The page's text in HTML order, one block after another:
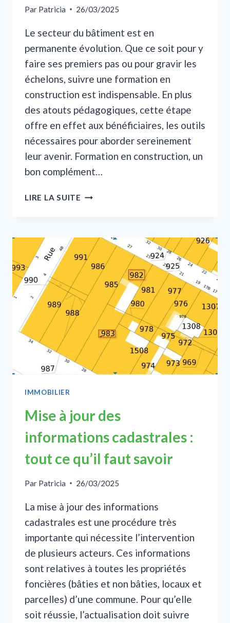
Par Patricia 26/03/2025
Le secteur du bâtiment est en
permanente évolution. Que ce soit pour y
faire ses premiers pas ou pour gravir les
échelons, suivre une formation en
construction est indispensable. En plus
des atouts pédagogiques, cette étape
offre en effet aux bénéficiaires, les outils
nécessaires pour aborder sereinement
leur avenir. Formation en construction, un
bon complément…
LIRE LA SUITE POURQUOI
CONSTRUCTION ET
COMMENT
CHOISIR LA
BONNE
?
IMMOBILIER
Mise à jour des
informations cadastrales :
tout ce qu’il faut savoir
Par Patricia 26/03/2025
La mise à jour des informations
cadastrales est une procédure très
importante qui nécessite l’intervention
de plusieurs acteurs. Ces informations
sont relatives à toutes les propriétés
foncières (bâties et non bâties, locaux et
parcelles) d’une commune. Pour qu’elle
soit réussie, l’actualisation doit suivre